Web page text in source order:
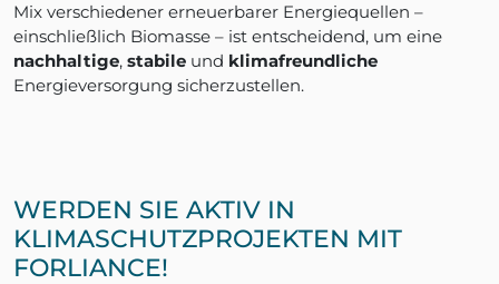
Mix verschiedener erneuerbarer Energiequellen –
einschließlich Biomasse – ist entscheidend, um eine
nachhaltige, stabile und klimafreundliche
Energieversorgung sicherzustellen.
WERDEN SIE AKTIV IN
KLIMASCHUTZPROJEKTEN MIT
FORLIANCE!